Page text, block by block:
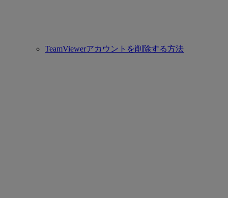
TeamViewerアカウントを削除する方法